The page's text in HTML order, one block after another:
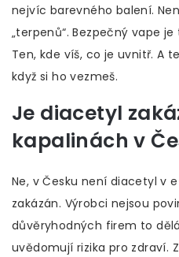
nejvíc barevného balení.
„terpenů“. Bezpečný vape
Ten, kde víš, co je uvnitř. A
když si ho vezmeš.
Je diacetyl
kapalinách v
Ne, v Česku není diacetyl v
zakázán. Výrobci nejsou
důvěryhodných firem to
uvědomují rizika pro zdraví.